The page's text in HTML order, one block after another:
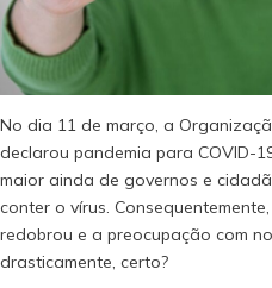
No dia 11 de março, a
declarou pandemia para COVID-
maior ainda de governos e
conter o vírus.
redobrou e a preocupação com
drasticamente, certo?